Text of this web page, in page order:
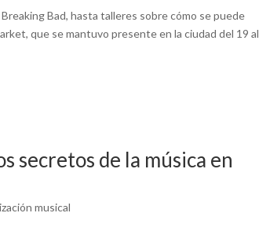
Bad, hasta talleres sobre cómo se puede
que se mantuvo presente en la ciudad del 19 al
secretos de la música en
musical